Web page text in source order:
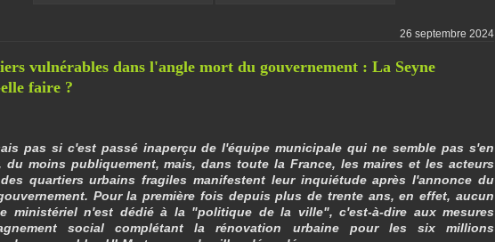
26 septembre 2024
vulnérables dans l'angle mort du gouvernement : La Seyne
faire ?
pas si c'est passé inaperçu de l'équipe municipale qui ne semble pas s'en
du moins publiquement, mais, dans toute la France, les maires et les acteurs
quartiers urbains fragiles manifestent leur inquiétude après l'annonce du
Pour la première fois depuis plus de trente ans, en effet, aucun
ministériel n'est dédié à la "politique de la ville", c'est-à-dire aux mesures
social complétant la rénovation urbaine pour les six millions